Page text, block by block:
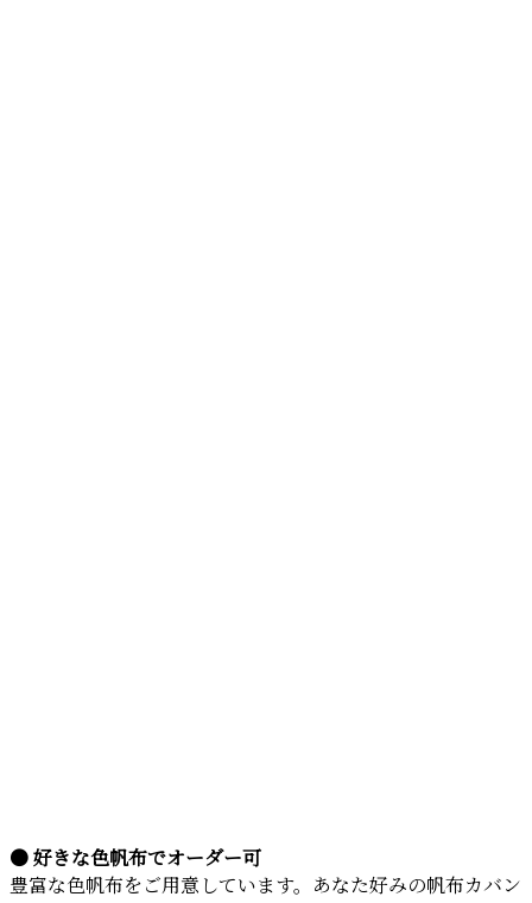
● 好きな色帆布でオーダー可
豊富な色帆布をご用意しています。あなた好みの帆布カバン